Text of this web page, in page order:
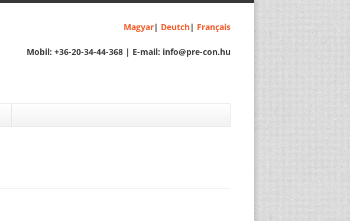
Magyar| Deutch| Français
Mobil: +36-20-34-44-368 | E-mail: info@pre-con.hu